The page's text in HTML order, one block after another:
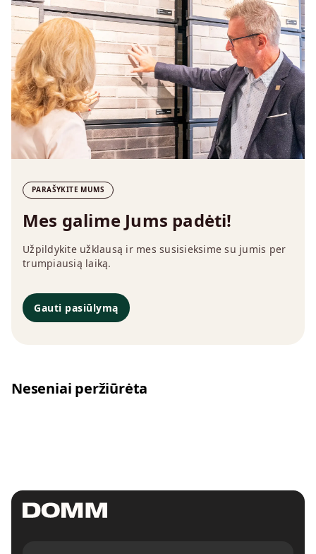
PARAŠYKITE MUMS
Mes galime Jums padėti!
Užpildykite užklausą ir mes susisieksime su jumis per
trumpiausią laiką.
Gauti pasiūlymą
Neseniai peržiūrėta